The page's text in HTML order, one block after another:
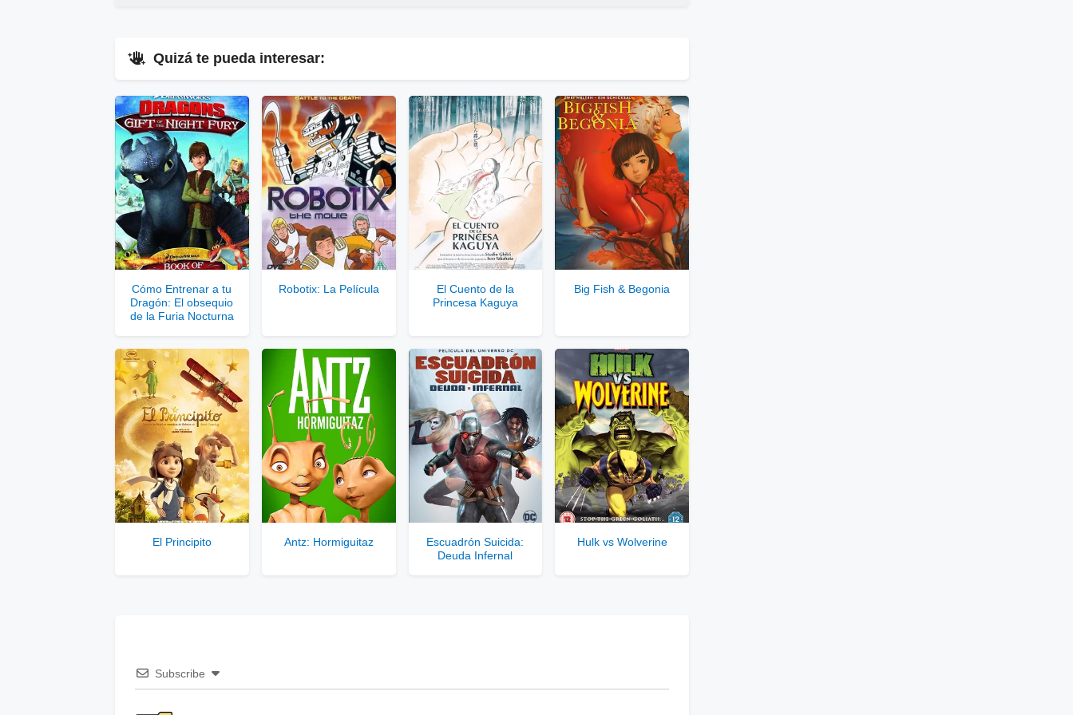
▷
Ver Enlaces Públicos
▷Enlaces Privados VIP⇓
Ver Enlaces Privados VIP
Servidores directos
Comprar Cuenta VIP Aquí!
Quizá te pueda interesar:
Cómo Entrenar a tu
Dragón: El obsequio
de la Furia Nocturna
Robotix: La Película
El Cuento de la
Princesa Kaguya
Big Fish & Begonia
El Principito Antz: Hormiguitaz
Escuadrón Suicida:
Deuda Infernal
Hulk vs Wolverine
Subscribe